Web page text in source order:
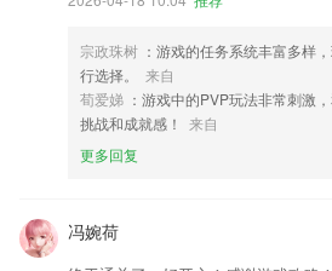
宗政珠树 ：游戏的任务系统丰富多样
行选择。
来自
荀爱娣 ：游戏中的PVP玩法非常刺激
挑战和成就感！
来自
更多回复
冯婉荷